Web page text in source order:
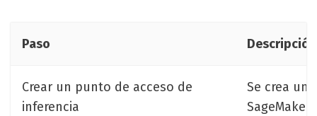
Paso Descripción
Crear un punto de acceso de
inferencia
Se crea un
SageMaker.